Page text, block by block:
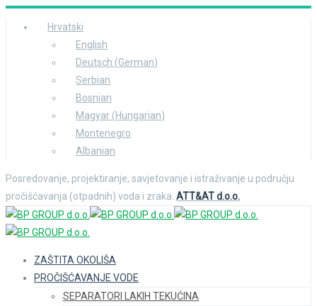
Hrvatski
English
Deutsch (German)
Serbian
Bosnian
Magyar (Hungarian)
Montenegro
Albanian
Posredovanje, projektiranje, savjetovanje i istraživanje u području
pročišćavanja (otpadnih) voda i zraka. ATT&AT d.o.o.
ZAŠTITA OKOLIŠA
PROČIŠĆAVANJE VODE
SEPARATORI LAKIH TEKUĆINA